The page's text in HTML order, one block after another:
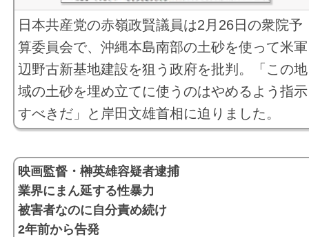
日本共産党の赤嶺政賢議員は2月26日の衆院予
算委員会で、沖縄本島南部の土砂を使って米軍
辺野古新基地建設を狙う政府を批判。「この地
域の土砂を埋め立てに使うのはやめるよう指示
すべきだ」と岸田文雄首相に迫りました。
映画監督・榊英雄容疑者逮捕
業界にまん延する性暴力
被害者なのに自分責め続け
2年前から告発